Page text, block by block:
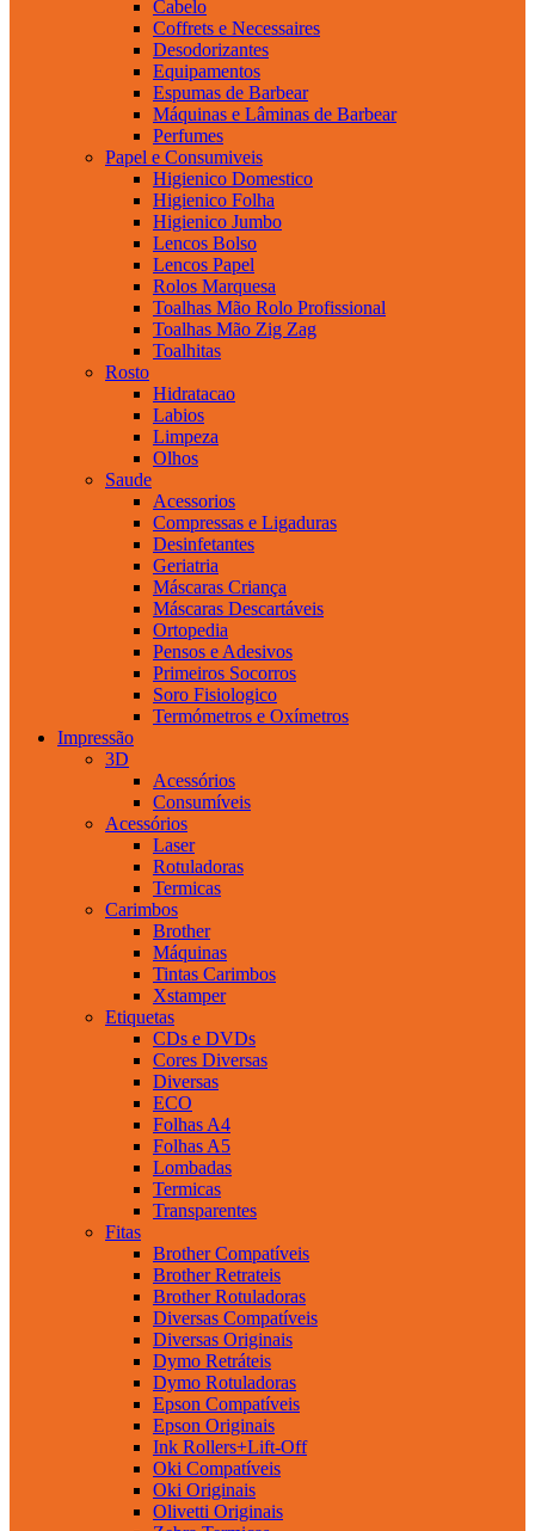
Cabelo
Coffrets e Necessaires
Desodorizantes
Equipamentos
Espumas de Barbear
Máquinas e Lâminas de Barbear
Perfumes
Papel e Consumiveis
Higienico Domestico
Higienico Folha
Higienico Jumbo
Lencos Bolso
Lencos Papel
Rolos Marquesa
Toalhas Mão Rolo Profissional
Toalhas Mão Zig Zag
Toalhitas
Rosto
Hidratacao
Labios
Limpeza
Olhos
Saude
Acessorios
Compressas e Ligaduras
Desinfetantes
Geriatria
Máscaras Criança
Máscaras Descartáveis
Ortopedia
Pensos e Adesivos
Primeiros Socorros
Soro Fisiologico
Termómetros e Oxímetros
Impressão
3D
Acessórios
Consumíveis
Acessórios
Laser
Rotuladoras
Termicas
Carimbos
Brother
Máquinas
Tintas Carimbos
Xstamper
Etiquetas
CDs e DVDs
Cores Diversas
Diversas
ECO
Folhas A4
Folhas A5
Lombadas
Termicas
Transparentes
Fitas
Brother Compatíveis
Brother Retrateis
Brother Rotuladoras
Diversas Compatíveis
Diversas Originais
Dymo Retráteis
Dymo Rotuladoras
Epson Compatíveis
Epson Originais
Ink Rollers+Lift-Off
Oki Compatíveis
Oki Originais
Olivetti Originais